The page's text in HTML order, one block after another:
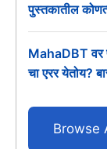
पुस्तकातील
MahaDBT वर
चा एरर येतोय?
Browse